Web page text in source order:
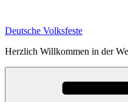
springen
Deutsche Volksfeste
Herzlich Willkommen in der